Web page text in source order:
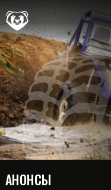
АНОНСЫ